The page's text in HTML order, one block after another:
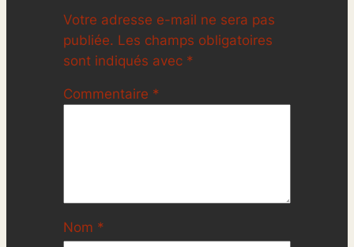
Votre adresse e-mail ne sera pas
publiée. Les champs obligatoires
sont indiqués avec *
Commentaire *
Nom *